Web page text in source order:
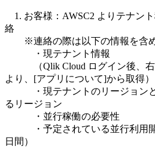
1. お客様：AWSC2 よりテナン
絡
※連絡の際は以下の情報を含め
・現テナント情報
（Qlik Cloud ログイン後、右
より、[アプリについて]から取得）
・現テナントのリージョンと
るリージョン
・並行稼働の必要性
・予定されている並行利用開
日間）